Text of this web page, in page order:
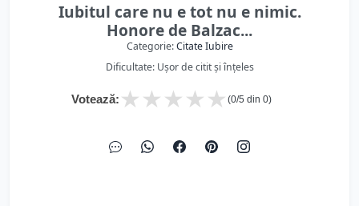
Iubitul care nu e tot nu e nimic.
Honore de Balzac...
Categorie:Citate Iubire
Dificultate: Ușor de citit și înțeles
Votează: ★
★
★
★
★ (0/5 din 0)